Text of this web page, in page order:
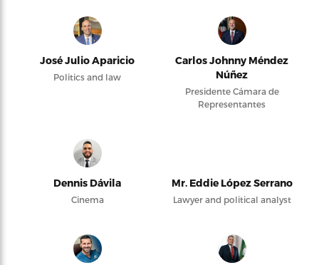
José Julio Aparicio
Politics and law
Carlos Johnny Méndez
Núñez
Presidente Cámara de
Representantes
Dennis Dávila
Cinema
Mr. Eddie López Serrano
Lawyer and political analyst